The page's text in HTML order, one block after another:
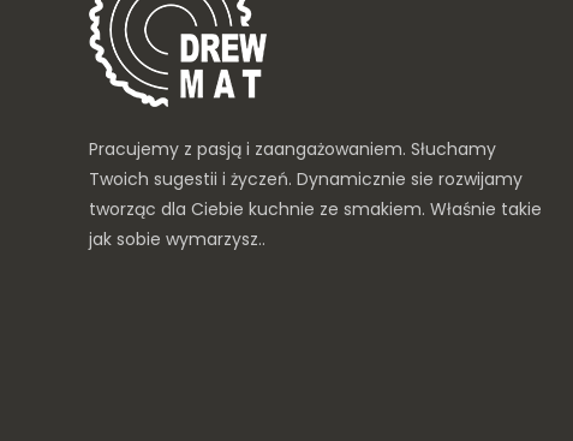
Pracujemy z pasją i zaangażowaniem. Słuchamy
Twoich sugestii i życzeń. Dynamicznie sie rozwijamy
tworząc dla Ciebie kuchnie ze smakiem. Właśnie takie
jak sobie wymarzysz..